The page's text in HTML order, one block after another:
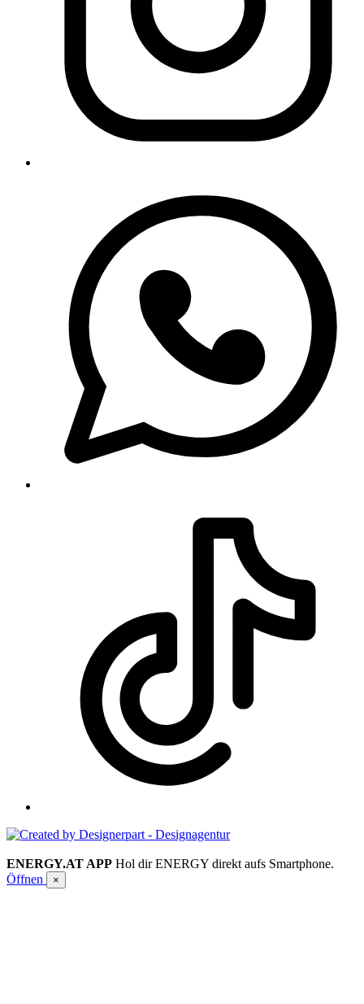
ENERGY.AT APP Hol dir ENERGY direkt aufs Smartphone.
Öffnen
×